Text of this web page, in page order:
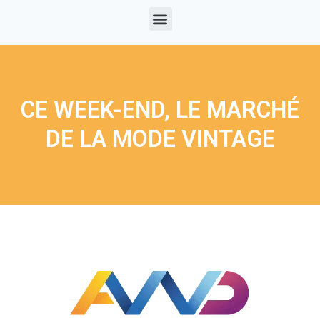
CE WEEK-END, LE MARCHÉ
DE LA MODE VINTAGE